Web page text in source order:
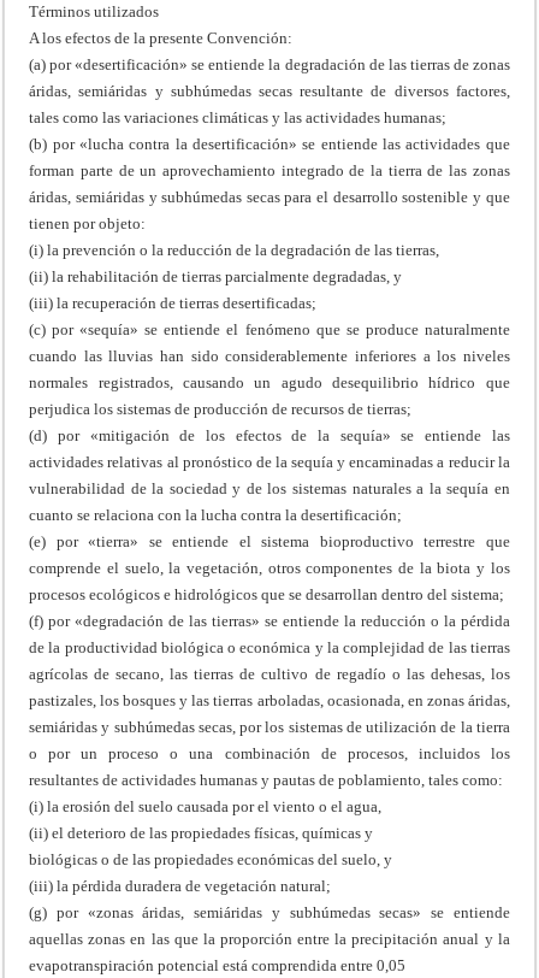
Términos utilizados
A los efectos de la presente Convención:
(a) por «desertificación» se entiende la degradación de las tierras de zonas
áridas, semiáridas y subhúmedas secas resultante de diversos factores,
tales como las variaciones climáticas y las actividades humanas;
(b) por «lucha contra la desertificación» se entiende las actividades que
forman parte de un aprovechamiento integrado de la tierra de las zonas
áridas, semiáridas y subhúmedas secas para el desarrollo sostenible y que
tienen por objeto:
(i) la prevención o la reducción de la degradación de las tierras,
(ii) la rehabilitación de tierras parcialmente degradadas, y
(iii) la recuperación de tierras desertificadas;
(c) por «sequía» se entiende el fenómeno que se produce naturalmente
cuando las lluvias han sido considerablemente inferiores a los niveles
normales registrados, causando un agudo desequilibrio hídrico que
perjudica los sistemas de producción de recursos de tierras;
(d) por «mitigación de los efectos de la sequía» se entiende las
actividades relativas al pronóstico de la sequía y encaminadas a reducir la
vulnerabilidad de la sociedad y de los sistemas naturales a la sequía en
cuanto se relaciona con la lucha contra la desertificación;
(e) por «tierra» se entiende el sistema bioproductivo terrestre que
comprende el suelo, la vegetación, otros componentes de la biota y los
procesos ecológicos e hidrológicos que se desarrollan dentro del sistema;
(f) por «degradación de las tierras» se entiende la reducción o la pérdida
de la productividad biológica o económica y la complejidad de las tierras
agrícolas de secano, las tierras de cultivo de regadío o las dehesas, los
pastizales, los bosques y las tierras arboladas, ocasionada, en zonas áridas,
semiáridas y subhúmedas secas, por los sistemas de utilización de la tierra
o por un proceso o una combinación de procesos, incluidos los
resultantes de actividades humanas y pautas de poblamiento, tales como:
(i) la erosión del suelo causada por el viento o el agua,
(ii) el deterioro de las propiedades físicas, químicas y
biológicas o de las propiedades económicas del suelo, y
(iii) la pérdida duradera de vegetación natural;
(g) por «zonas áridas, semiáridas y subhúmedas secas» se entiende
aquellas zonas en las que la proporción entre la precipitación anual y la
evapotranspiración potencial está comprendida entre 0,05